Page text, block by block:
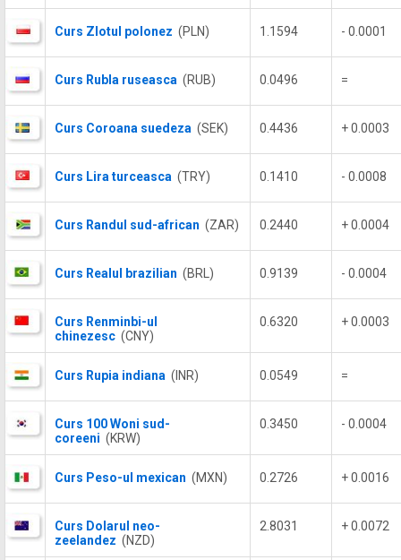
Curs Zlotul polonez (PLN) 1.1594 - 0.0001
Curs Rubla ruseasca (RUB) 0.0496 =
Curs Coroana suedeza (SEK) 0.4436 + 0.0003
Curs Lira turceasca (TRY) 0.1410 - 0.0008
Curs Randul sud-african (ZAR) 0.2440 + 0.0004
Curs Realul brazilian (BRL) 0.9139 - 0.0004
Curs Renminbi-ul
chinezesc (CNY)
0.6320 + 0.0003
Curs Rupia indiana (INR) 0.0549 =
Curs 100 Woni sud-
coreeni (KRW)
0.3450 - 0.0004
Curs Peso-ul mexican (MXN) 0.2726 + 0.0016
Curs Dolarul neo-
zeelandez (NZD)
2.8031 + 0.0072